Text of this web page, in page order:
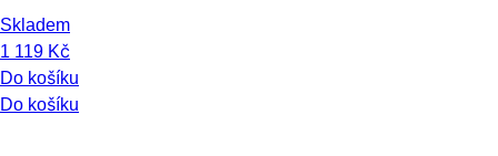
Skladem
1 119 Kč
Do košíku
Do košíku